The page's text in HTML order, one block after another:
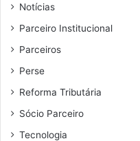
Notícias
Parceiro Institucional
Parceiros
Perse
Reforma Tributária
Sócio Parceiro
Tecnologia